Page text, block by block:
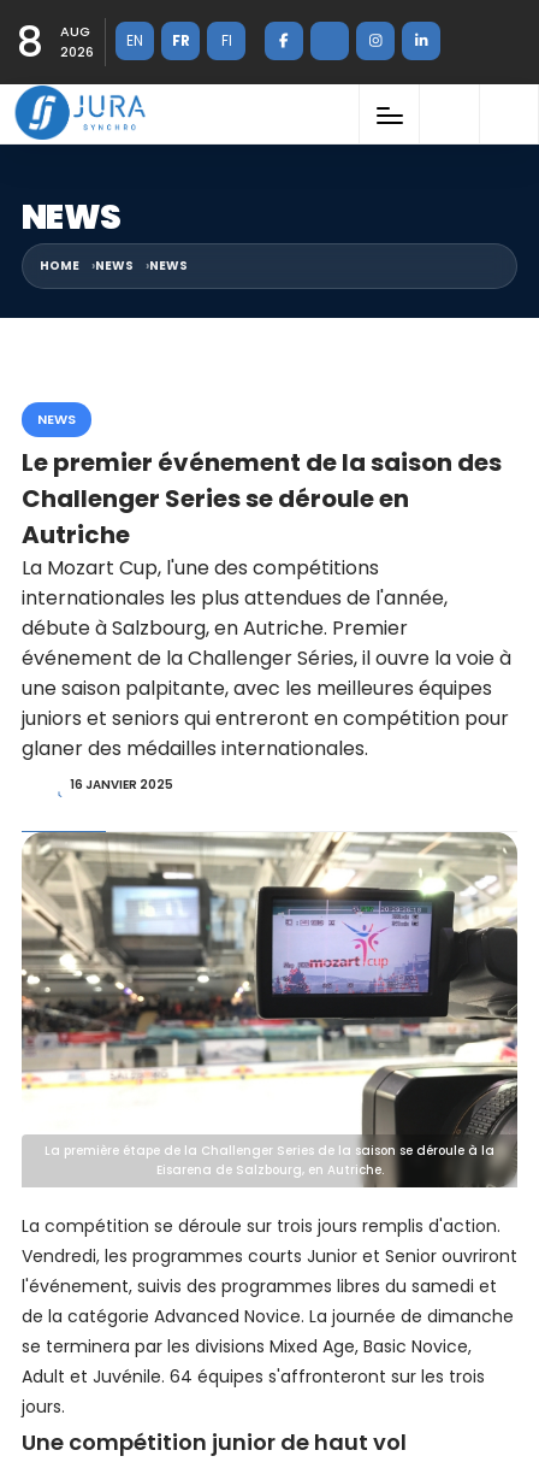
8
AUG
2026
EN FR FI
NEWS
HOME NEWS NEWS
NEWS
Le premier événement de la saison des
Challenger Series se déroule en
Autriche
La Mozart Cup, l'une des compétitions
internationales les plus attendues de l'année,
débute à Salzbourg, en Autriche. Premier
événement de la Challenger Séries, il ouvre la voie à
une saison palpitante, avec les meilleures équipes
juniors et seniors qui entreront en compétition pour
glaner des médailles internationales.
16 JANVIER 2025
La première étape de la Challenger Series de la saison se déroule à la
Eisarena de Salzbourg, en Autriche.
La compétition se déroule sur trois jours remplis d'action.
Vendredi, les programmes courts Junior et Senior ouvriront
l'événement, suivis des programmes libres du samedi et
de la catégorie Advanced Novice. La journée de dimanche
se terminera par les divisions Mixed Age, Basic Novice,
Adult et Juvénile. 64 équipes s'affronteront sur les trois
jours.
Une compétition junior de haut vol